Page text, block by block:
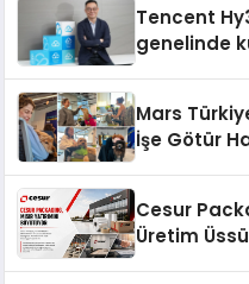
Destek
Tencent
genelinde
Mars
İşe Götür
Cesur
Üretim